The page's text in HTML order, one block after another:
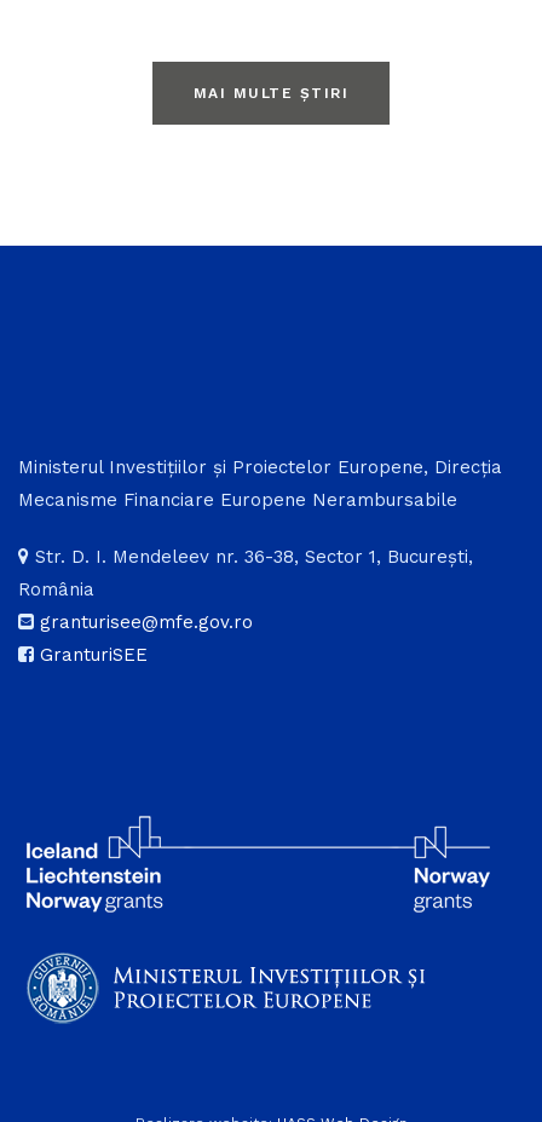
MAI MULTE ȘTIRI
Ministerul Investițiilor și Proiectelor Europene, Direcția
Mecanisme Financiare Europene Nerambursabile
Str. D. I. Mendeleev nr. 36-38, Sector 1, București,
România
granturisee@mfe.gov.ro
GranturiSEE